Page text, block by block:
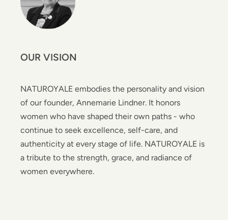
OUR VISION
NATUROYALE embodies the personality and vision
of our founder, Annemarie Lindner. It honors
women who have shaped their own paths - who
continue to seek excellence, self-care, and
authenticity at every stage of life. NATUROYALE is
a tribute to the strength, grace, and radiance of
women everywhere.